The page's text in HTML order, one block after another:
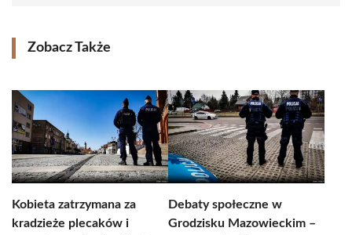
Zobacz Także
Kobieta zatrzymana za
kradzieże plecaków i
Debaty społeczne w
Grodzisku Mazowieckim –